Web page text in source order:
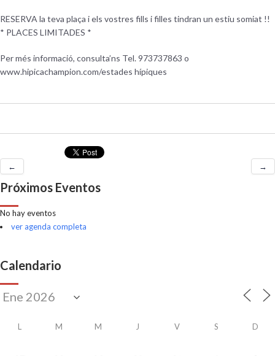
RESERVA la teva plaça i els vostres fills i filles tindran un estiu somiat !!
* PLACES LIMITADES *
Per més informació, consulta’ns Tel. 973737863 o
www.hipicachampion.com/estades hípiques
← →
Próximos Eventos
No hay eventos
ver agenda completa
Calendario
L M M J V S D